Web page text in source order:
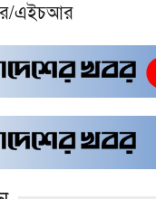
এইচআর